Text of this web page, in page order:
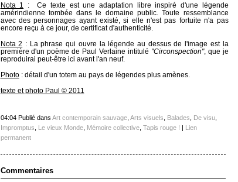
Nota 1
: Ce texte est une adaptation libre inspiré d'une légende
amérindienne tombée dans le domaine public. Toute ressemblance
avec des personnages ayant existé, si elle n'est pas fortuite n'a pas
encore reçu à ce jour, de certificat d'authenticité.
Nota 2 : La phrase qui ouvre la légende au dessus de l'image est la
première d'un poème de Paul Verlaine intitulé "Circonspection", que je
reproduirai peut-être ici avant l'an neuf.
Photo: détail d'un totem au pays de légendes plus amènes.
texte et photo Paul © 2011
04:04 Publié dans Art contemporain sauvage, Arts visuels Balades De visu,
Impromptus
Le vieux Monde, Mémoire collective, Tapis rouge ! | Lien
permanent
Commentaires